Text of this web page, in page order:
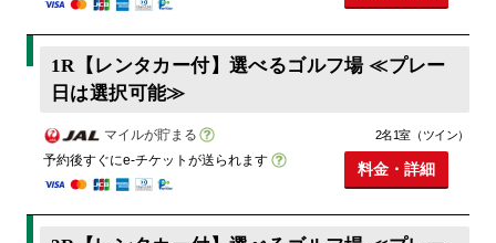
1R【レンタカー付】選べるゴルフ場 ≪プレー
日は選択可能≫
マイルが貯まる
予約後すぐにe-チケットが送られます
2名1室（ツイン）
料金・詳細